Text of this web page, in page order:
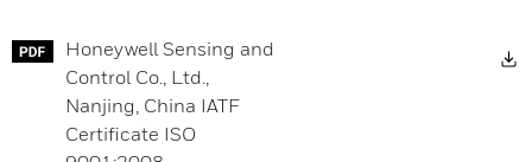
Honeywell Sensing and
Control Co., Ltd.,
Nanjing, China IATF
Certificate ISO